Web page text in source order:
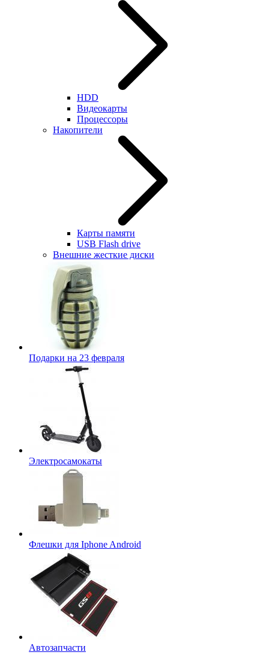
HDD
Видеокарты
Процессоры
Накопители
Карты памяти
USB Flash drive
Внешние жесткие диски
Подарки на 23 февраля
Электросамокаты
Флешки для Iphone Android
Автозапчасти